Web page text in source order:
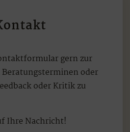
gern zur
oder
oder Kritik zu
Ihre Nachricht!